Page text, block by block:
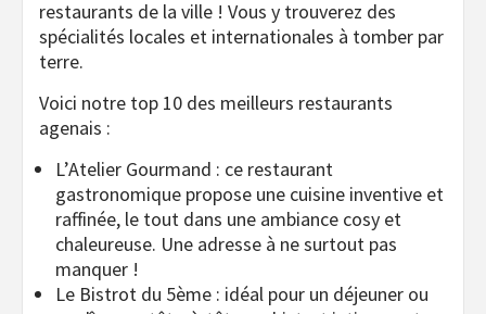
restaurants de la ville ! Vous y trouverez des
spécialités locales et internationales à tomber par
terre.
Voici notre top 10 des meilleurs restaurants
agenais :
L’Atelier Gourmand : ce restaurant
gastronomique propose une cuisine inventive et
raffinée, le tout dans une ambiance cosy et
chaleureuse. Une adresse à ne surtout pas
manquer !
Le Bistrot du 5ème : idéal pour un déjeuner ou